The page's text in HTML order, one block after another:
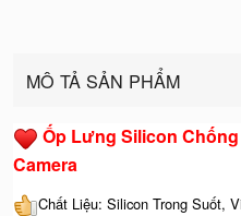
MÔ TẢ SẢN PHẨM
Ốp Lưng Silicon
Camera
Chất Liệu: Silicon Trong Suốt,